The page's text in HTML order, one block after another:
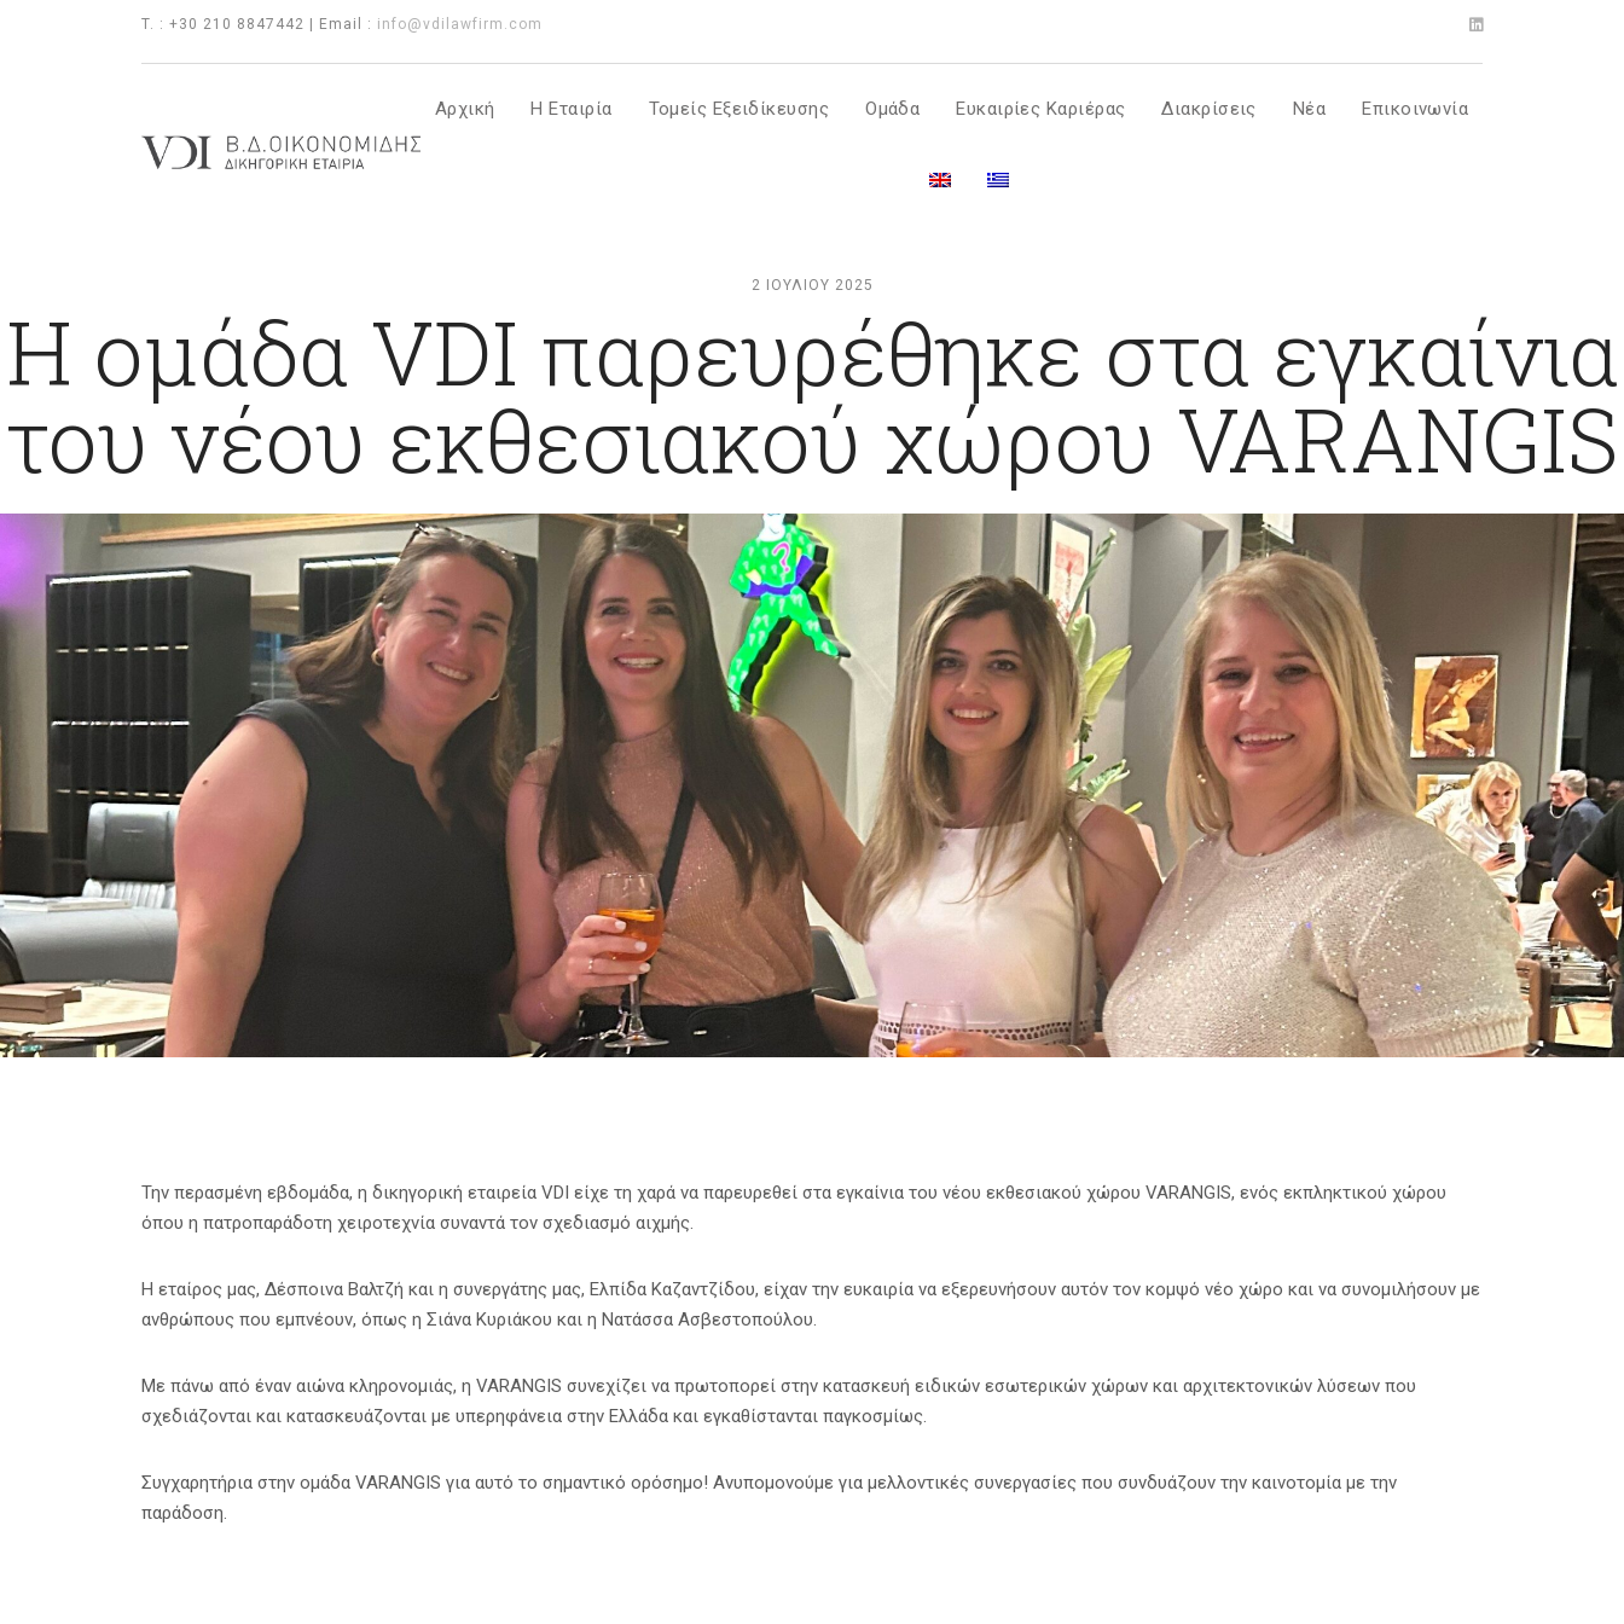
T. : +30 210 8847442 | Email : info@vdilawfirm.com
Αρχική Η Εταιρία Τομείς Εξειδίκευσης Ομάδα Ευκαιρίες Καριέρας Διακρίσεις Νέα Επικοινωνία
2 ΙΟΥΛΊΟΥ 2025
Η ομάδα VDI παρευρέθηκε στα εγκαίνια
του νέου εκθεσιακού χώρου VARANGIS
Την περασμένη εβδομάδα, η δικηγορική εταιρεία VDI είχε τη χαρά να παρευρεθεί στα εγκαίνια του νέου εκθεσιακού χώρου VARANGIS, ενός εκπληκτικού χώρου
όπου η πατροπαράδοτη χειροτεχνία συναντά τον σχεδιασμό αιχμής.
Η εταίρος μας, Δέσποινα Βαλτζή και η συνεργάτης μας, Ελπίδα Καζαντζίδου, είχαν την ευκαιρία να εξερευνήσουν αυτόν τον κομψό νέο χώρο και να συνομιλήσουν με
ανθρώπους που εμπνέουν, όπως η Σιάνα Κυριάκου και η Νατάσσα Ασβεστοπούλου.
Με πάνω από έναν αιώνα κληρονομιάς, η VARANGIS συνεχίζει να πρωτοπορεί στην κατασκευή ειδικών εσωτερικών χώρων και αρχιτεκτονικών λύσεων που
σχεδιάζονται και κατασκευάζονται με υπερηφάνεια στην Ελλάδα και εγκαθίστανται παγκοσμίως.
Συγχαρητήρια στην ομάδα VARANGIS για αυτό το σημαντικό ορόσημο! Ανυπομονούμε για μελλοντικές συνεργασίες που συνδυάζουν την καινοτομία με την
παράδοση.